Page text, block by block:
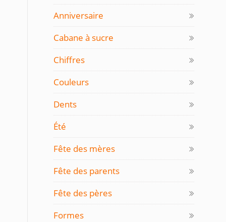
Anniversaire
Cabane à sucre
Chiffres
Couleurs
Dents
Été
Fête des mères
Fête des parents
Fête des pères
Formes